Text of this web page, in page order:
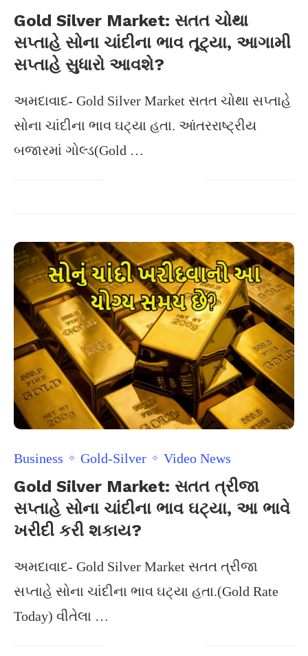
Gold Silver Market: સતત ચોથા
સપ્તાહે સોના ચાંદીના ભાવ તૂટ્યા, આગામી
સપ્તાહે સુધારો આવશે?
અમદાવાદ- Gold Silver Market સતત ચોથા સપ્તાહે
સોના ચાંદીના ભાવ ઘટ્યા હતા. આંતરરાષ્ટ્રીય
બજારમાં ગોલ્ડ(Gold …
Business Gold-Silver Video News
Gold Silver Market: સતત ત્રીજા
સપ્તાહે સોના ચાંદીના ભાવ ઘટ્યા, આ ભાવે
ખરીદી કરી શકાય?
અમદાવાદ- Gold Silver Market સતત ત્રીજા
સપ્તાહે સોના ચાંદીના ભાવ ઘટ્યા હતા.(Gold Rate
Today) વીતેલા …